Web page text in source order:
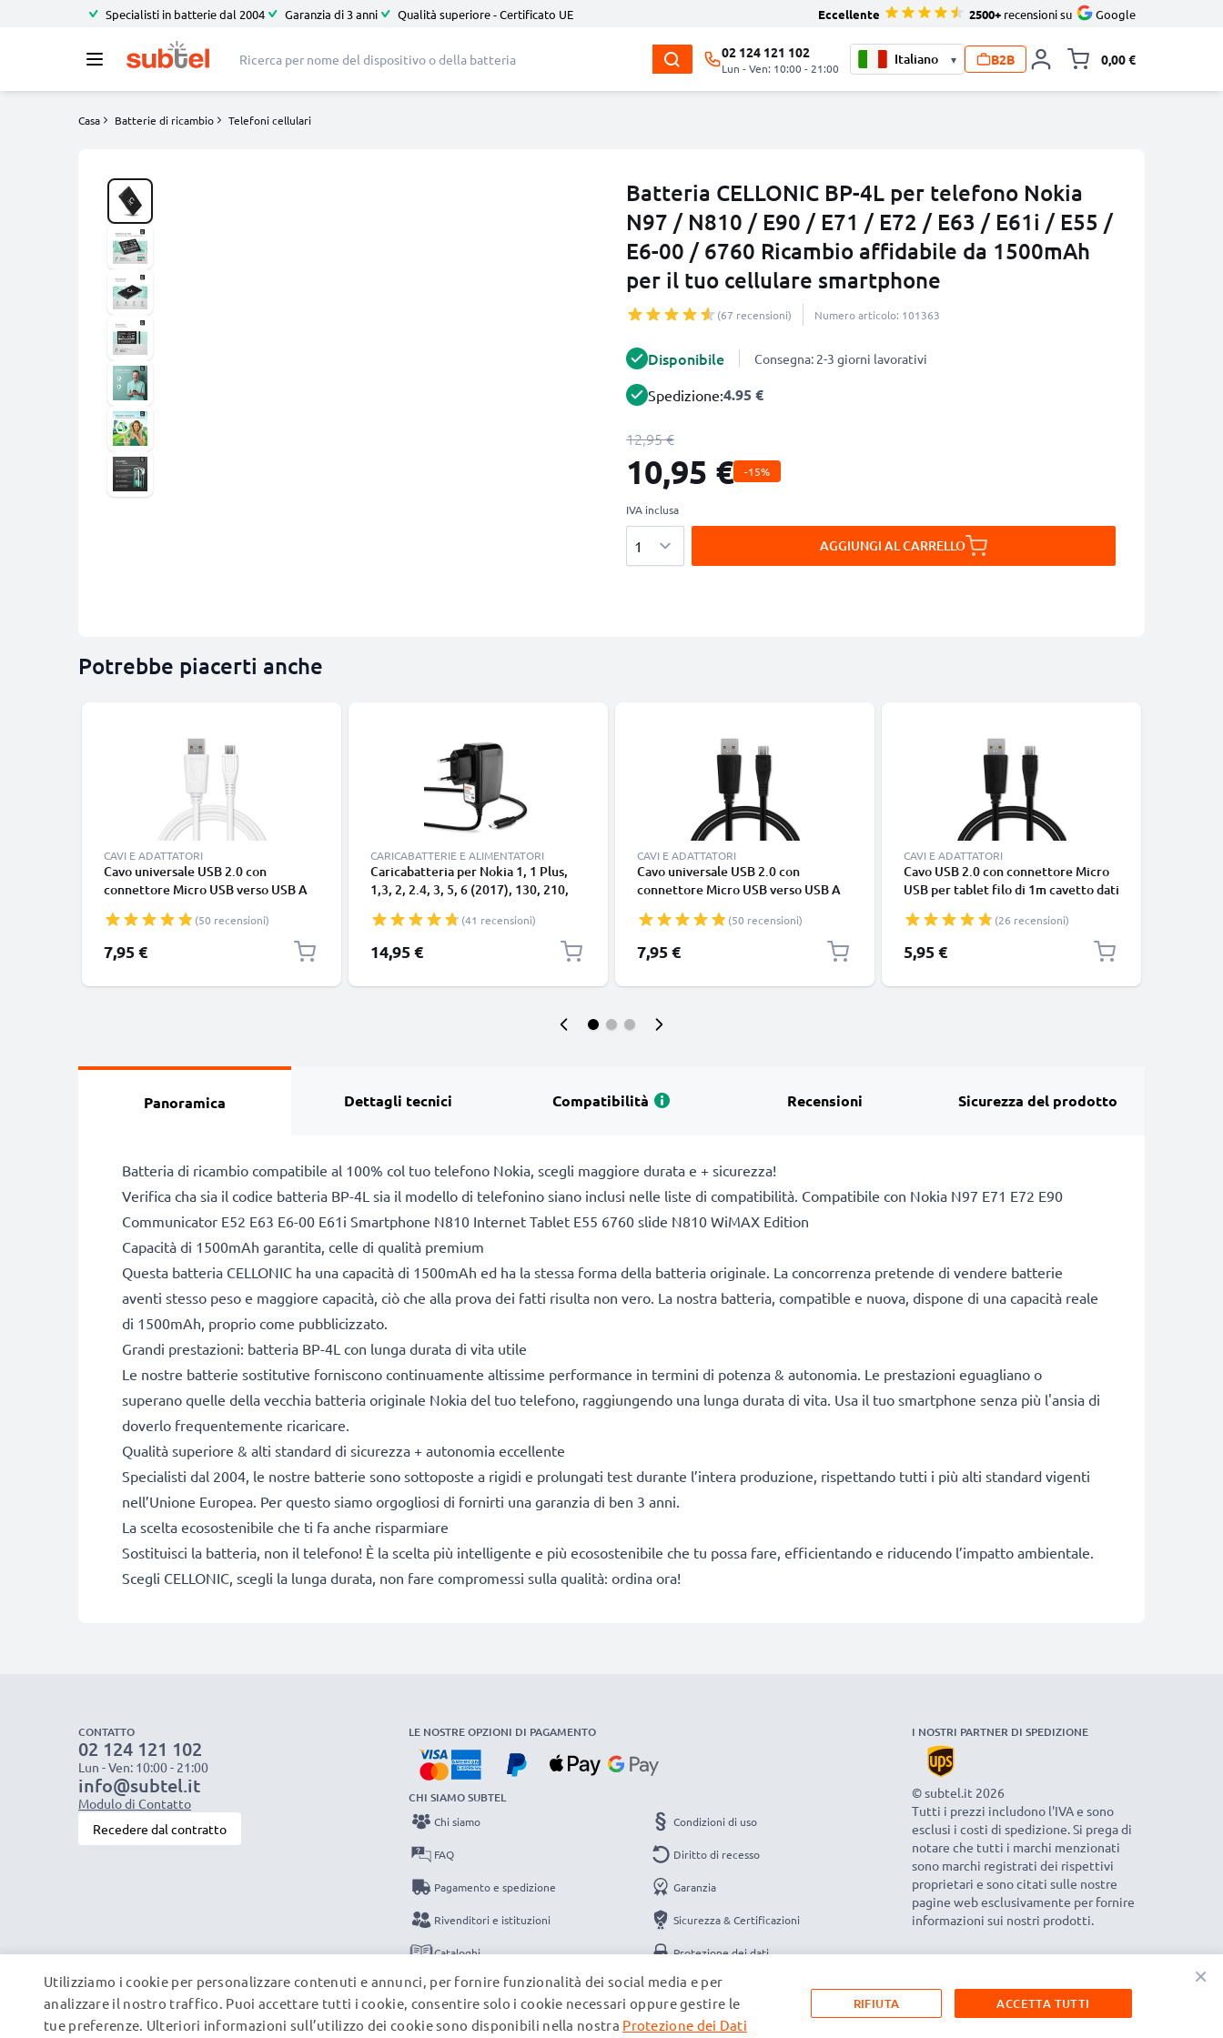
Specialisti in batterie dal 2004 Garanzia di 3 anni Qualità superiore - Certificato UE Eccellente 2500+ recensioni su Google
02 124 121 102
Lun - Ven: 10:00 - 21:00
▾ B2B 0,00 €
Casa Batterie di ricambio Telefoni cellulari
Batteria CELLONIC BP-4L per telefono Nokia
N97 / N810 / E90 / E71 / E72 / E63 / E61i / E55 /
E6-00 / 6760 Ricambio affidabile da 1500mAh
per il tuo cellulare smartphone
(67 recensioni) Numero articolo: 101363
Disponibile Consegna: 2-3 giorni lavorativi
Spedizione:4.95 €
12,95 €
10,95 € -15%
IVA inclusa
AGGIUNGI AL CARRELLO
Potrebbe piacerti anche
CAVI E ADATTATORI
Cavo universale USB 2.0 con
connettore Micro USB verso USB A
bianco
(50 recensioni)
7,95 €
CARICABATTERIE E ALIMENTATORI
Caricabatteria per Nokia 1, 1 Plus,
1,3, 2, 2.4, 3, 5, 6 (2017), 130, 210,
625, 630, 635, 735, 1320, 5W 1A /
1000mA Caricatore 1.1m con spina
europea
(41 recensioni)
14,95 €
CAVI E ADATTATORI
Cavo universale USB 2.0 con
connettore Micro USB verso USB A
nero
(50 recensioni)
7,95 €
CAVI E ADATTATORI
Cavo USB 2.0 con connettore Micro
USB per tablet filo di 1m cavetto dati
(26 recensioni)
5,95 €
Panoramica Dettagli tecnici Compatibilità Recensioni Sicurezza del prodotto
Batteria di ricambio compatibile al 100% col tuo telefono Nokia, scegli maggiore durata e + sicurezza!
Verifica cha sia il codice batteria BP-4L sia il modello di telefonino siano inclusi nelle liste di compatibilità. Compatibile con Nokia N97 E71 E72 E90
Communicator E52 E63 E6-00 E61i Smartphone N810 Internet Tablet E55 6760 slide N810 WiMAX Edition
Capacità di 1500mAh garantita, celle di qualità premium
Questa batteria CELLONIC ha una capacità di 1500mAh ed ha la stessa forma della batteria originale. La concorrenza pretende di vendere batterie
aventi stesso peso e maggiore capacità, ciò che alla prova dei fatti risulta non vero. La nostra batteria, compatible e nuova, dispone di una capacità reale
di 1500mAh, proprio come pubblicizzato.
Grandi prestazioni: batteria BP-4L con lunga durata di vita utile
Le nostre batterie sostitutive forniscono continuamente altissime performance in termini di potenza & autonomia. Le prestazioni eguagliano o
superano quelle della vecchia batteria originale Nokia del tuo telefono, raggiungendo una lunga durata di vita. Usa il tuo smartphone senza più l'ansia di
doverlo frequentemente ricaricare.
Qualità superiore & alti standard di sicurezza + autonomia eccellente
Specialisti dal 2004, le nostre batterie sono sottoposte a rigidi e prolungati test durante l’intera produzione, rispettando tutti i più alti standard vigenti
nell’Unione Europea. Per questo siamo orgogliosi di fornirti una garanzia di ben 3 anni.
La scelta ecosostenibile che ti fa anche risparmiare
Sostituisci la batteria, non il telefono! È la scelta più intelligente e più ecosostenibile che tu possa fare, efficientando e riducendo l’impatto ambientale.
Scegli CELLONIC, scegli la lunga durata, non fare compromessi sulla qualità: ordina ora!
CONTATTO
02 124 121 102
Lun - Ven: 10:00 - 21:00
info@subtel.it
Modulo di Contatto
Recedere dal contratto
LE NOSTRE OPZIONI DI PAGAMENTO
CHI SIAMO SUBTEL
Chi siamo
FAQ
Pagamento e spedizione
Rivenditori e istituzioni
Cataloghi
Contatti
Condizioni di uso
Diritto di recesso
Garanzia
Sicurezza & Certificazioni
Protezione dei dati
Note legali
I NOSTRI PARTNER DI SPEDIZIONE
© subtel.it 2026
Tutti i prezzi includono l'IVA e sono
esclusi i costi di spedizione. Si prega di
notare che tutti i marchi menzionati
sono marchi registrati dei rispettivi
proprietari e sono citati sulle nostre
pagine web esclusivamente per fornire
informazioni sui nostri prodotti.
×
Utilizziamo i cookie per personalizzare contenuti e annunci, per fornire funzionalità dei social media e per
analizzare il nostro traffico. Puoi accettare tutti i cookie, consentire solo i cookie necessari oppure gestire le
tue preferenze. Ulteriori informazioni sull’utilizzo dei cookie sono disponibili nella nostra Protezione dei Dati
ACCETTA TUTTI
RIFIUTA